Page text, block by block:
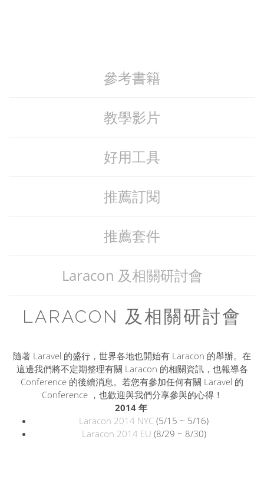
參考書籍
教學影片
好用工具
推薦訂閱
推薦套件
Laracon 及相關研討會
LARACON 及相關研討會
隨著 Laravel 的盛行，世界各地也開始有 Laracon 的舉辦。在
這邊我們將不定期整理有關 Laracon 的相關資訊，也報導各
Conference 的後續消息。若您有參加任何有關 Laravel 的
Conference ，也歡迎與我們分享參與的心得！
2014 年
Laracon 2014 NYC (5/15 ~ 5/16)
Laracon 2014 EU (8/29 ~ 8/30)